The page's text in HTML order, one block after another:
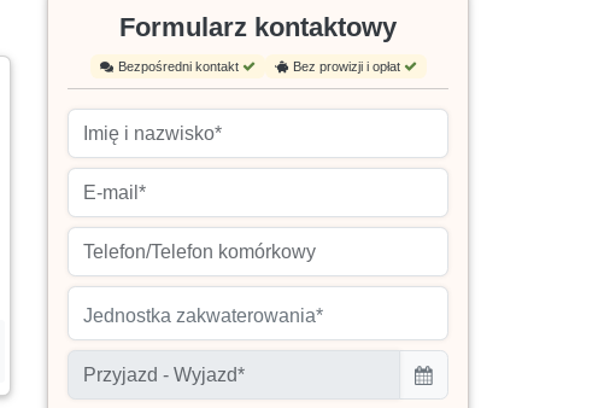
Formularz kontaktowy
Bezpośredni kontakt Bez prowizji i opłat
Jednostka zakwaterowania*